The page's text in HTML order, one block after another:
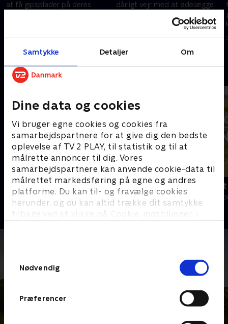
Samtykke Detaljer Om
Dine data og cookies
Vi bruger egne cookies og cookies fra
samarbejdspartnere for at give dig den bedste
oplevelse af TV 2 PLAY, til statistik og til at
målrette annoncer til dig. Vores
samarbejdspartnere kan anvende cookie-data til
målrettet markedsføring på egne og andres
platforme. Du kan til- og fravælge cookies
herunder, og du kan altid trække dit samtykke
tilbage ved at klikke på ’Cookie-indstillinger’ i
Nødvendig
Præferencer
at få gipsplader på deres
22. oktober 2022 • 43 min
dårligt vejr med at ødelægge
har Ben og Billie problemer
29. oktober 2022 • 43 min
Andre så også
Linde på Langeland
Livsstil • 5 sæsoner Livsstil • 1